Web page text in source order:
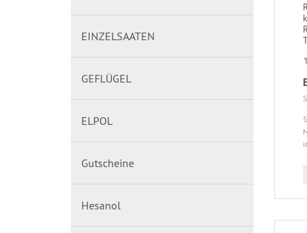
EINZELSAATEN
GEFLÜGEL
ELPOL
Gutscheine
Hesanol